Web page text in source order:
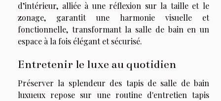
d’intérieur, alliée à une réflexion sur la taille et le
zonage, garantit une harmonie visuelle et
fonctionnelle, transformant la salle de bain en un
espace à la fois élégant et sécurisé.
Entretenir le luxe au quotidien
Préserver la splendeur des tapis de salle de bain
luxueux repose sur une routine d'entretien tapis